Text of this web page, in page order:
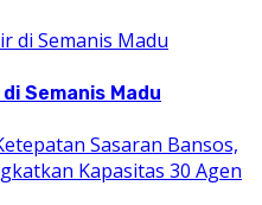
Semanis Madu